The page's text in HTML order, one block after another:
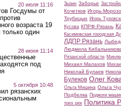
20 июля 11:16
Госдумы от
возраста 19
один
28 июня 11:14
под
5 октября 10:48
рязанских
Зызин Заборье
Кочетков Игорь
Трубицын Игорь
Кусова КПРФ Рязань
Касимовская городская
ЛДПР Рязань
Людмила
Рязанской области
Михаил Малахов
Николай Булаев
Булеков Олег
Ольга Мишина Ольга
Подбелка Поджоги
трех рек Политика